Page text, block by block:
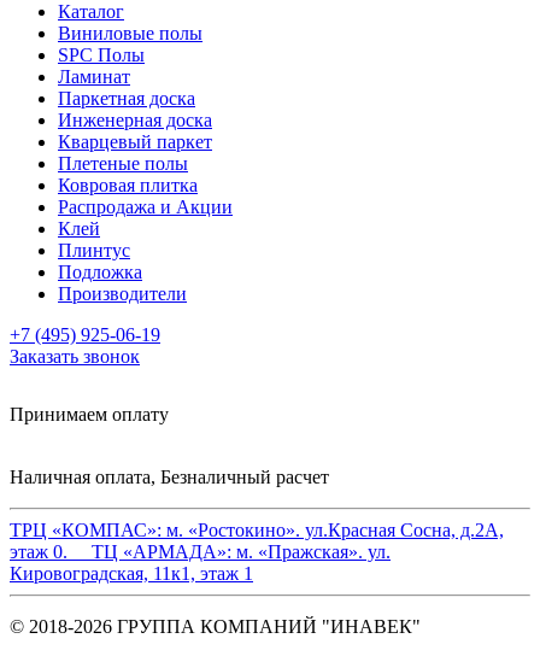
Каталог
Виниловые полы
SPC Полы
Ламинат
Паркетная доска
Инженерная доска
Кварцевый паркет
Плетеные полы
Ковровая плитка
Распродажа и Акции
Клей
Плинтус
Подложка
Производители
+7 (495) 925-06-19
Заказать звонок
Принимаем оплату
Наличная оплата, Безналичный расчет
ТРЦ «КОМПАС»: м. «Ростокино». ул.Красная Сосна, д.2А,
этаж 0. ТЦ «АРМАДА»: м. «Пражская». ул.
Кировоградская, 11к1, этаж 1
© 2018-2026 ГРУППА КОМПАНИЙ "ИНАВЕК"